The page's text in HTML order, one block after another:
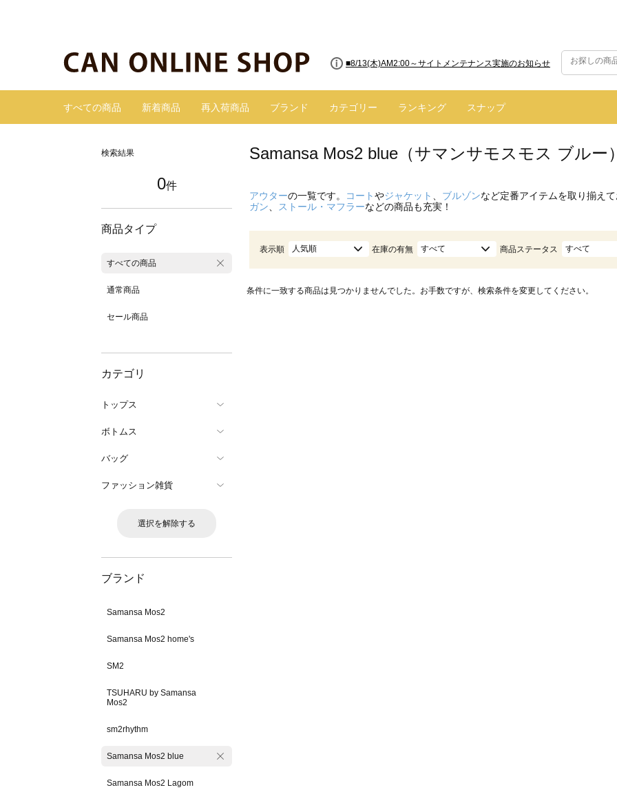
■8/13(木)AM2:00～サイトメンテナンス実施のお知らせ
すべての商品 新着商品 再入荷商品 ブランド カテゴリー ランキング スナップ
検索結果
0件
商品タイプ
すべての商品
通常商品
セール商品
カテゴリ
トップス
ボトムス
バッグ
ファッション雑貨
選択を解除する
ブランド
Samansa Mos2
Samansa Mos2 home's
SM2
TSUHARU by Samansa
Mos2
sm2rhythm
Samansa Mos2 blue
Samansa Mos2 Lagom
Samansa Mos2 blue（サマンサモスモス ブルー
アウターの一覧です。 コートやジャケット ブルゾンなど定番アイテムを取り揃え
ガン
ストール・マフラーなどの商品も充実！
表示順 人気順 在庫の有無 すべて 商品ステータス すべて
条件に一致する商品は見つかりませんでした。お手数ですが、検索条件を変更してください。